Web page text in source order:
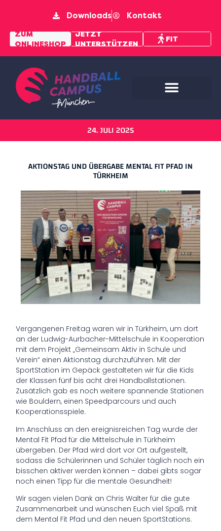
Downloads Kontakt
ZUM
ONLINESHOP
JETZT
UNTERSTÜTZEN
FIT
PFAD
24. JULI 2025
AKTIONSTAG UND ÜBERGABE MENTAL FIT PFAD IN
TÜRKHEIM
Vergangenen Freitag waren wir in Türkheim, um dort
an der Ludwig-Aurbacher-Mittelschule in Kooperation
mit dem Projekt „Gemeinsam Aktiv in Schule und
Verein“ einen Aktionstag durchzuführen. Mit der
SportStation im Gepäck gestalteten wir für die Kids
der Klassen fünf bis acht drei Handballstationen.
Zusätzlich gab es noch weitere spannende Stationen
wie Bouldern, einen Speedparcours und auch
Kooperationsspiele.
Im Anschluss an den ereignisreichen Tag wurde der
Mental Fit Pfad für die Mittelschule in Türkheim
übergeben. Der Pfad wird dort vor Ort aufgestellt,
sodass die Schülerinnen und Schüler täglich noch ein
bisschen aktiver werden können – dabei gibts sogar
noch einen Tipp für die mentale Gesundheit!
Wir sagen vielen Dank an Chris Walter für die gute
Zusammenarbeit und wünschen Euch viel Spaß mit
dem Mental Fit Pfad und den neuen SportStations.